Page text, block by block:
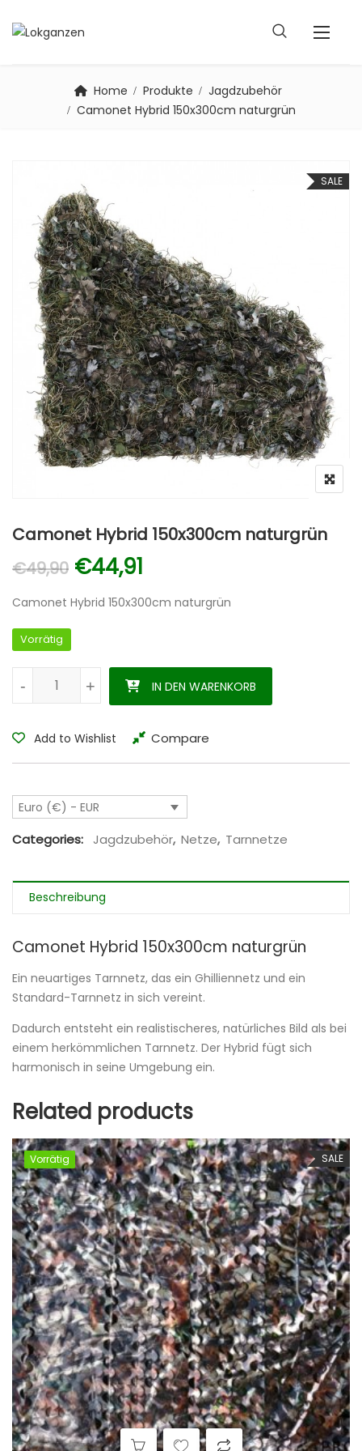
Home Produkte
Jagdzubehör
Camonet Hybrid 150x300cm naturgrün
SALE
Camonet Hybrid 150x300cm naturgrün
€49,90 Ursprünglicher Preis war:
€44,91
Camonet Hybrid 150x300cm naturgrün
Vorrätig
Camonet Hybrid 150x300cm naturgrün Menge
+
- +
- IN DEN WARENKORB
Add to Wishlist Compare
Euro (€) - EUR
Categories: Jagdzubehör, Netze, Tarnnetze
Beschreibung
Camonet Hybrid 150x300cm naturgrün
Ein neuartiges Tarnnetz, das ein Ghilliennetz und ein
Standard-Tarnnetz in sich vereint.
Dadurch entsteht ein realistischeres, natürliches Bild als bei
einem herkömmlichen Tarnnetz. Der Hybrid fügt sich
harmonisch in seine Umgebung ein.
Related products
SALE
Vorrätig
Vorrätig